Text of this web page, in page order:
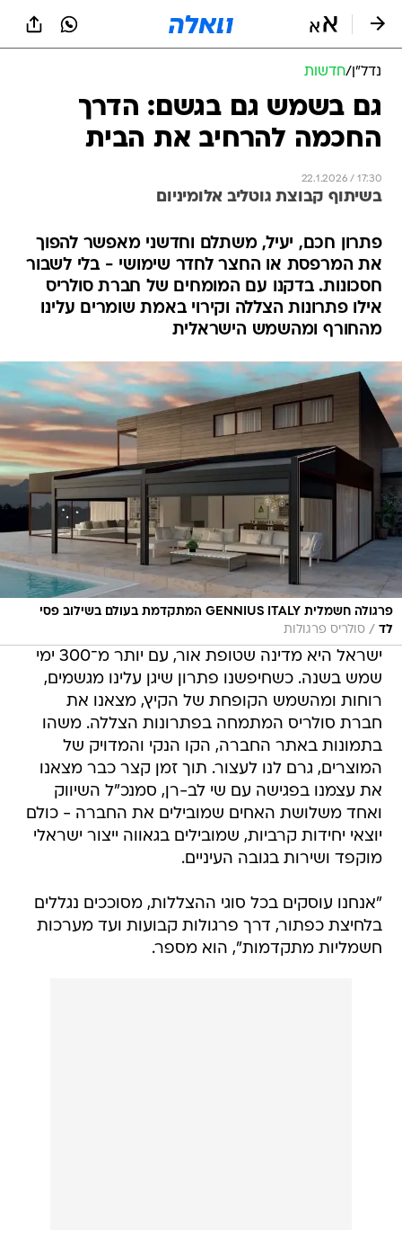
נדל״ן/חדשות
גם בשמש גם בגשם: הדרך
החכמה להרחיב את הבית
22.1.2026 / 17:30
בשיתוף קבוצת גוטליב אלומיניום
פתרון חכם, יעיל, משתלם וחדשני מאפשר להפוך
את המרפסת או החצר לחדר שימושי - בלי לשבור
חסכונות. בדקנו עם המומחים של חברת סולריס
אילו פתרונות הצללה וקירוי באמת שומרים עלינו
מהחורף ומהשמש הישראלית
פרגולה חשמלית GENNIUS ITALY המתקדמת בעולם בשילוב פסי
לד / סולריס פרגולות
ישראל היא מדינה שטופת אור, עם יותר מ־300 ימי
שמש בשנה. כשחיפשנו פתרון שיגן עלינו מגשמים,
רוחות ומהשמש הקופחת של הקיץ, מצאנו את
חברת סולריס המתמחה בפתרונות הצללה. משהו
בתמונות באתר החברה, הקו הנקי והמדויק של
המוצרים, גרם לנו לעצור. תוך זמן קצר כבר מצאנו
את עצמנו בפגישה עם שי לב-רן, סמנכ"ל השיווק
ואחד משלושת האחים שמובילים את החברה - כולם
יוצאי יחידות קרביות, שמובילים בגאווה ייצור ישראלי
מוקפד ושירות בגובה העיניים.
"אנחנו עוסקים בכל סוגי ההצללות, מסוככים נגללים
בלחיצת כפתור, דרך פרגולות קבועות ועד מערכות
חשמליות מתקדמות", הוא מספר.